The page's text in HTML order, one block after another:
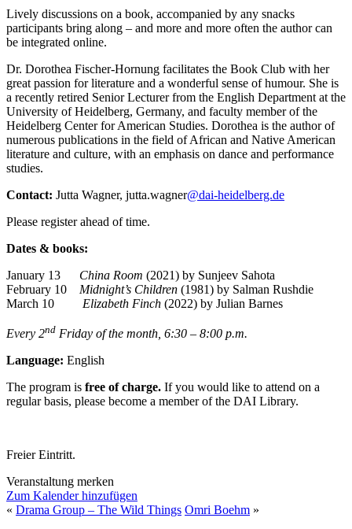
Lively discussions on a book, accompanied by any snacks
participants bring along – and more and more often the author can
be integrated online.
Dr. Dorothea Fischer-Hornung facilitates the Book Club with her
great passion for literature and a wonderful sense of humour. She is
a recently retired Senior Lecturer from the English Department at the
University of Heidelberg, Germany, and faculty member of the
Heidelberg Center for American Studies. Dorothea is the author of
numerous publications in the field of African and Native American
literature and culture, with an emphasis on dance and performance
studies.
Contact: Jutta Wagner, jutta.wagner@dai-heidelberg.de
Please register ahead of time.
Dates & books:
January 13 China Room (2021) by Sunjeev Sahota
February 10 Midnight’s Children (1981) by Salman Rushdie
March 10 Elizabeth Finch (2022) by Julian Barnes
Every 2nd Friday of the month, 6:30 – 8:00 p.m.
Language: English
The program is free of charge. If you would like to attend on a
regular basis, please become a member of the DAI Library.
Freier Eintritt.
Veranstaltung merken
Zum Kalender hinzufügen
« Drama Group – The Wild Things Omri Boehm »